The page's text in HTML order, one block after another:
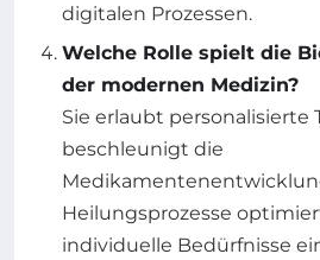
digitalen Prozessen.
Welche Rolle spielt die
der modernen Medizin?
Sie erlaubt personalisierte
beschleunigt die
Heilungsprozesse
individuelle Bedürfnisse